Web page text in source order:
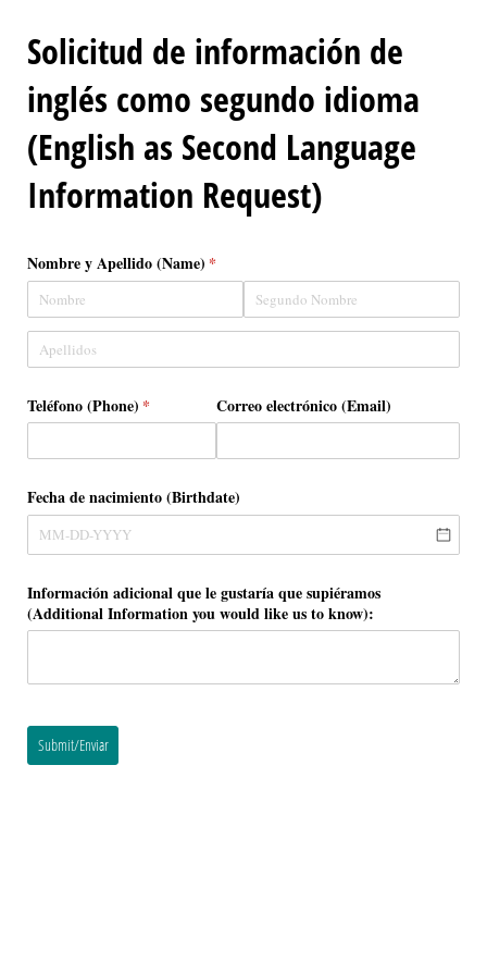
Solicitud de información de
inglés como segundo idioma
(English as Second Language
Information Request)
Nombre y Apellido (Name) *
(necesario)
Teléfono (Phone) *
(necesario) Correo electrónico (Email)
Fecha de nacimiento (Birthdate)
Información adicional que le gustaría que supiéramos
(Additional Information you would like us to know):
Submit/Enviar